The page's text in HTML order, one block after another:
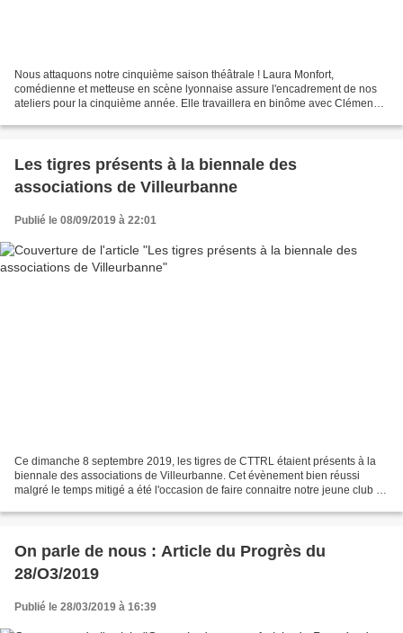
Nous attaquons notre cinquième saison théâtrale ! Laura Monfort,
comédienne et metteuse en scène lyonnaise assure l'encadrement de nos
ateliers pour la cinquième année. Elle travaillera en binôme avec Clémence
Les tigres présents à la biennale des
associations de Villeurbanne
Publié le 08/09/2019 à 22:01
Ce dimanche 8 septembre 2019, les tigres de CTTRL étaient présents à la
biennale des associations de Villeurbanne. Cet évènement bien réussi
malgré le temps mitigé a été l'occasion de faire connaitre notre jeune club de
On parle de nous : Article du Progrès du
28/O3/2019
Publié le 28/03/2019 à 16:39